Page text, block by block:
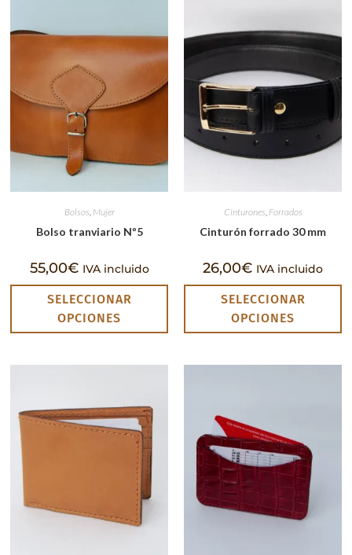
Bolsos, Mujer
Bolso tranviario Nº5
55,00€ IVA incluido
SELECCIONAR
OPCIONES
Cinturones, Forrados
Cinturón forrado 30 mm
26,00€ IVA incluido
SELECCIONAR
OPCIONES